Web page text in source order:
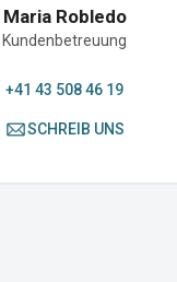
Maria Robledo
Kundenbetreuung
+41 43 508 46 19
SCHREIB UNS